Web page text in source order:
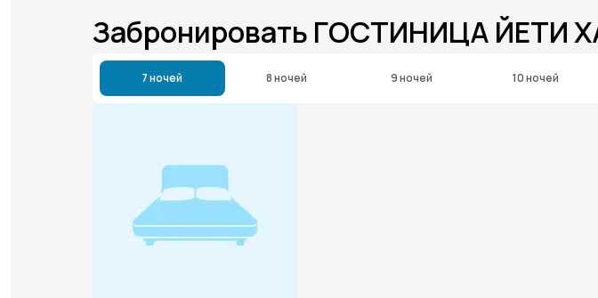
Забронировать ГОСТИНИЦА ЙЕТИ
7 ночей 8 ночей 9 ночей 10 ночей